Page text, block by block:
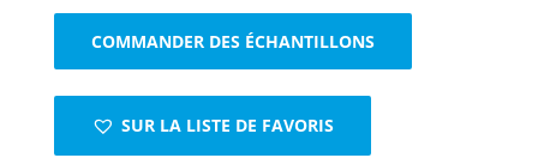
bouteilles,
extérieur
COMMANDER DES ÉCHANTILLONS
SUR LA LISTE DE FAVORIS